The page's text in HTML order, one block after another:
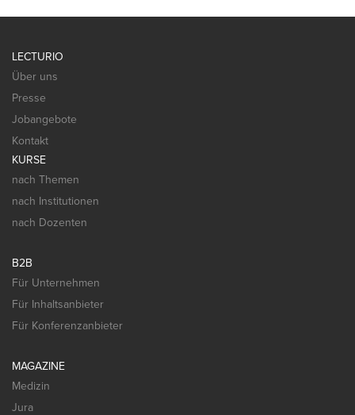
LECTURIO
Über uns
Presse
Jobangebote
Kontakt
KURSE
nach Themen
nach Institutionen
nach Dozenten
B2B
Für Unternehmen
Für Inhaltsanbieter
Für Konferenzanbieter
MAGAZINE
Medizin
Jura